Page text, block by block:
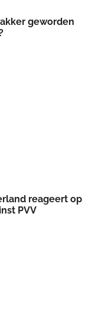
geworden
reageert op
PVV